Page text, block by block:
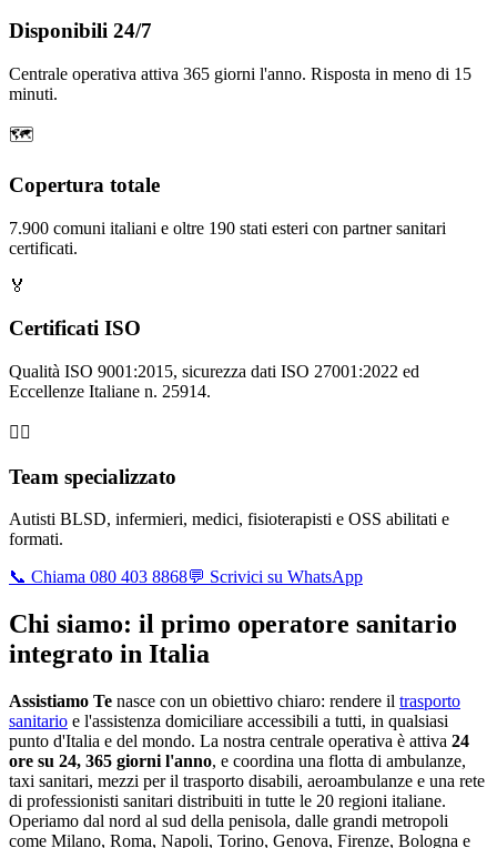
Disponibili 24/7
Centrale operativa attiva 365 giorni l'anno. Risposta in meno di 15
minuti.
🗺️
Copertura totale
7.900 comuni italiani e oltre 190 stati esteri con partner sanitari
certificati.
🏅
Certificati ISO
Qualità ISO 9001:2015, sicurezza dati ISO 27001:2022 ed
Eccellenze Italiane n. 25914.
👩‍⚕️
Team specializzato
Autisti BLSD, infermieri, medici, fisioterapisti e OSS abilitati e
formati.
📞 Chiama 080 403 8868💬 Scrivici su WhatsApp
Chi siamo: il primo operatore sanitario
integrato in Italia
Assistiamo Te nasce con un obiettivo chiaro: rendere il trasporto
sanitario e l'assistenza domiciliare accessibili a tutti, in qualsiasi
punto d'Italia e del mondo. La nostra centrale operativa è attiva 24
ore su 24, 365 giorni l'anno, e coordina una flotta di ambulanze,
taxi sanitari, mezzi per il trasporto disabili, aeroambulanze e una rete
di professionisti sanitari distribuiti in tutte le 20 regioni italiane.
Operiamo dal nord al sud della penisola, dalle grandi metropoli
come Milano, Roma, Napoli, Torino, Genova, Firenze, Bologna e